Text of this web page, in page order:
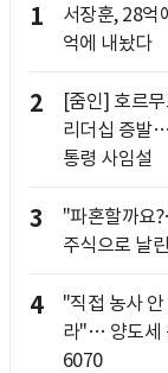
1
서장훈, 28억
억에 내놨다
2
[줌인] 호르
리더십 증발
통령 사임설
3
"파혼할까요
주식으로 날
4
"직접 농사
라"… 양도세
6070